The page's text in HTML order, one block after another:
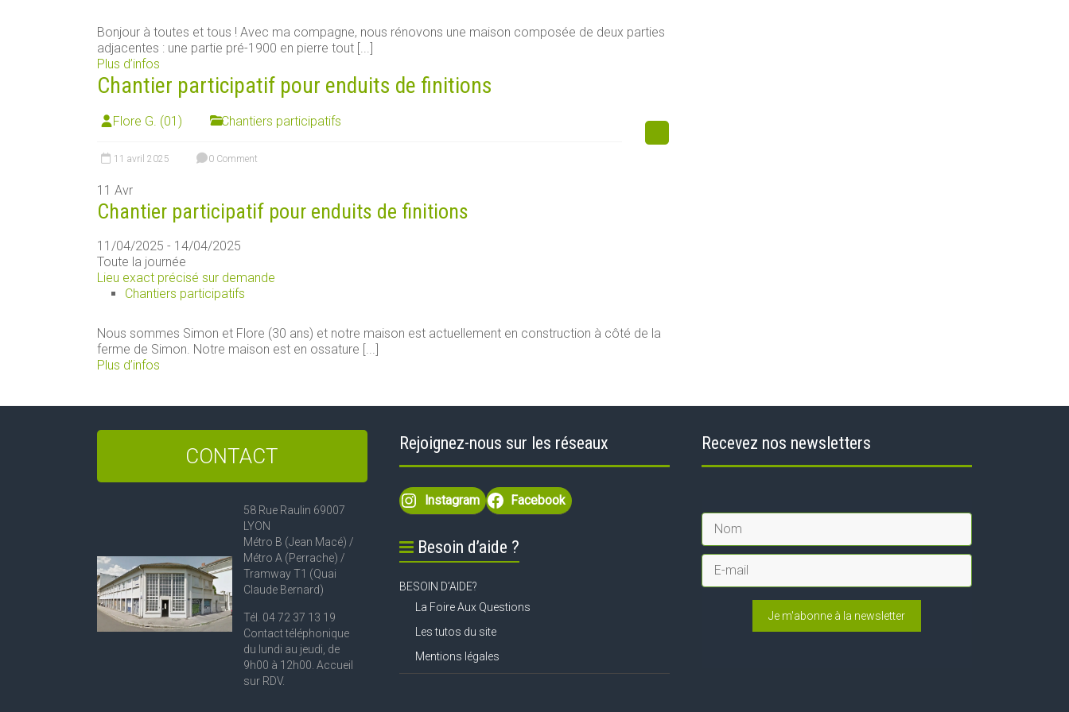
Bonjour à toutes et tous ! Avec ma compagne, nous rénovons une maison composée de deux parties
adjacentes : une partie pré-1900 en pierre tout [...]
Plus d’infos
Chantier participatif pour enduits de finitions
Flore G. (01) Chantiers participatifs
11 avril 2025 0 Comment
11 Avr
Chantier participatif pour enduits de finitions
11/04/2025 - 14/04/2025
Toute la journée
Lieu exact précisé sur demande
Chantiers participatifs
Nous sommes Simon et Flore (30 ans) et notre maison est actuellement en construction à côté de la
ferme de Simon. Notre maison est en ossature [...]
Plus d’infos
CONTACT
58 Rue Raulin 69007
LYON
Métro B (Jean Macé) /
Métro A (Perrache) /
Tramway T1 (Quai
Claude Bernard)
Tél. 04 72 37 13 19
Contact téléphonique
du lundi au jeudi, de
9h00 à 12h00. Accueil
sur RDV.
Rejoignez-nous sur les réseaux
Instagram Facebook
Besoin d’aide ?
BESOIN D’AIDE?
La Foire Aux Questions
Les tutos du site
Mentions légales
Recevez nos newsletters
Je m'abonne à la newsletter